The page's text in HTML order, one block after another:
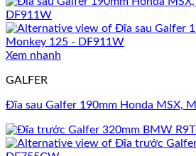
Xem nhanh
GALFER
Đĩa sau Galfer 190mm Honda MSX,